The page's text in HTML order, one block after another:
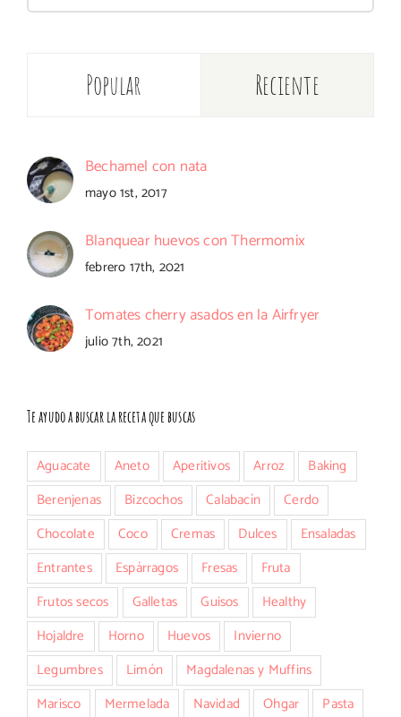
Popular Reciente
Bechamel con nata
mayo 1st, 2017
Blanquear huevos con Thermomix
febrero 17th, 2021
Tomates cherry asados en la Airfryer
julio 7th, 2021
Te ayudo a buscar la receta que buscas
Aguacate Aneto Aperitivos Arroz
Baking
Berenjenas
Bizcochos Calabacín
Cerdo
Chocolate
Coco Cremas Dulces
Ensaladas
Entrantes
Espárragos Fresas
Fruta
Frutos secos
Galletas Guisos
Healthy
Hojaldre
Horno Huevos
Invierno
Legumbres
Limón
Magdalenas y Muffins
Marisco
Mermelada Navidad Ohgar
Pasta